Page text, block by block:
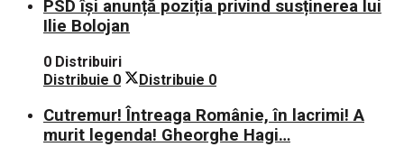
PSD își anunță poziția privind susținerea lui
Ilie Bolojan
0 Distribuiri
Distribuie 0 Distribuie 0
Cutremur! Întreaga Românie, în lacrimi! A
murit legenda! Gheorghe Hagi…